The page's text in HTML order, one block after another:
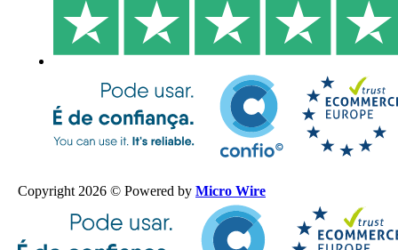
Copyright 2026 © Powered by Micro Wire